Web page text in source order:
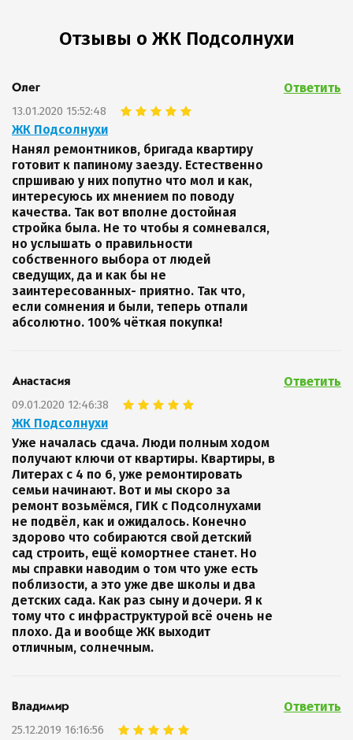
Отзывы о ЖК Подсолнухи
Олег
13.01.2020 15:52:48
ЖК Подсолнухи
Ответить
Нанял ремонтников, бригада квартиру
готовит к папиному заезду. Естественно
спршиваю у них попутно что мол и как,
интересуюсь их мнением по поводу
качества. Так вот вполне достойная
стройка была. Не то чтобы я сомневался,
но услышать о правильности
собственного выбора от людей
сведущих, да и как бы не
заинтересованных- приятно. Так что,
если сомнения и были, теперь отпали
абсолютно. 100% чёткая покупка!
Анастасия
09.01.2020 12:46:38
ЖК Подсолнухи
Ответить
Уже началась сдача. Люди полным ходом
получают ключи от квартиры. Квартиры, в
Литерах с 4 по 6, уже ремонтировать
семьи начинают. Вот и мы скоро за
ремонт возьмёмся, ГИК с Подсолнухами
не подвёл, как и ожидалось. Конечно
здорово что собираются свой детский
сад строить, ещё комортнее станет. Но
мы справки наводим о том что уже есть
поблизости, а это уже две школы и два
детских сада. Как раз сыну и дочери. Я к
тому что с инфраструктурой всё очень не
плохо. Да и вообще ЖК выходит
отличным, солнечным.
Владимир
25.12.2019 16:16:56
Ответить